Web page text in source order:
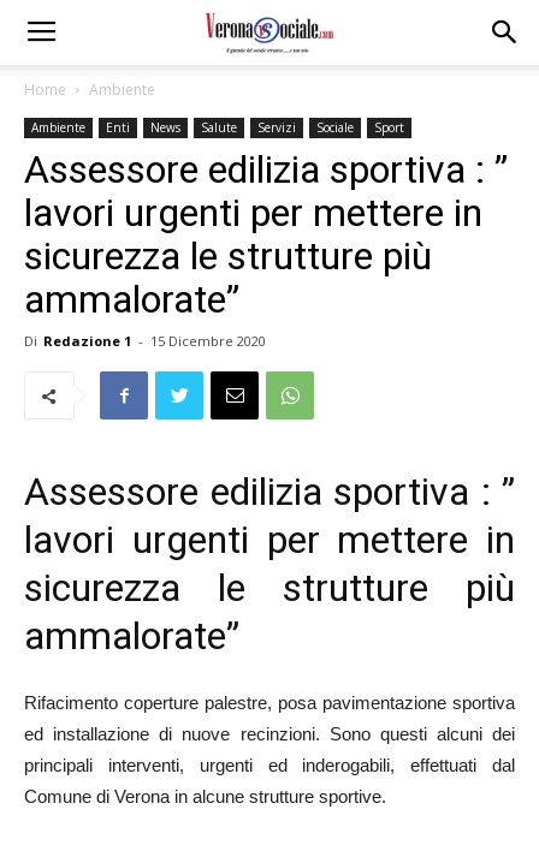
Home Ambiente
Ambiente Enti News Salute Servizi Sociale Sport
Assessore edilizia sportiva : ”
lavori urgenti per mettere in
sicurezza le strutture più
ammalorate”
Di Redazione 1 - 15 Dicembre 2020
Assessore edilizia sportiva : ”
lavori urgenti per mettere in
sicurezza le strutture più
ammalorate”
Rifacimento coperture palestre, posa pavimentazione sportiva
ed installazione di nuove recinzioni. Sono questi alcuni dei
principali interventi, urgenti ed inderogabili, effettuati dal
Comune di Verona in alcune strutture sportive.